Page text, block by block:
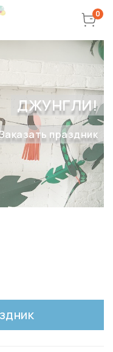
0
ДЖУНГЛИ!
праздник